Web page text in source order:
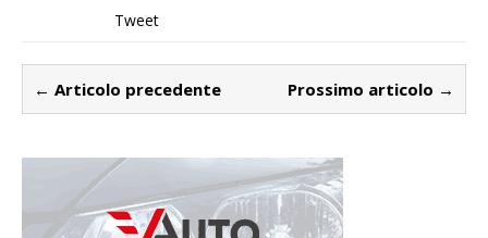
Tweet
← Articolo precedente Prossimo articolo →